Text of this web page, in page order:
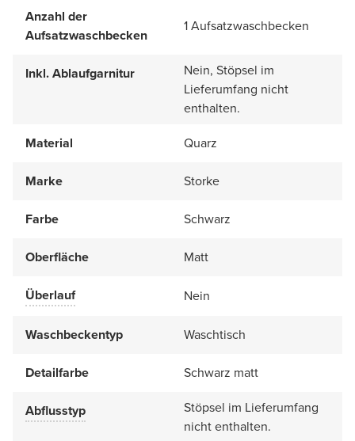
Anzahl der
Aufsatzwaschbecken
1 Aufsatzwaschbecken
Inkl. Ablaufgarnitur
Nein, Stöpsel im
Lieferumfang nicht
enthalten.
Material
Quarz
Marke Storke
Farbe Schwarz
Oberfläche Matt
Überlauf Nein
Waschbeckentyp Waschtisch
Detailfarbe Schwarz matt
Abflusstyp
Stöpsel im Lieferumfang
nicht enthalten.